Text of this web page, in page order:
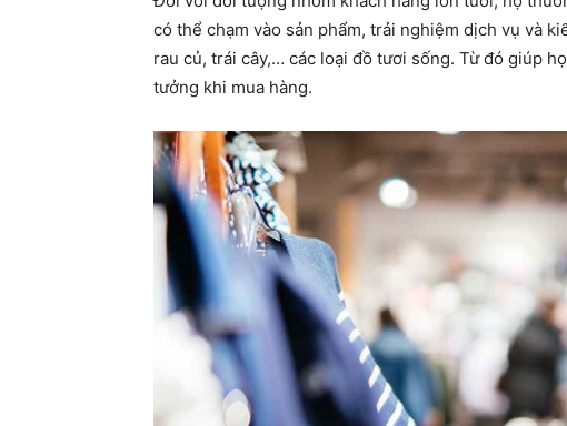
có thể chạm vào sản phẩm, trải nghiệm dịch vụ và
rau củ, trái cây,… các loại đồ tươi sống. Từ đó giúp
tưởng khi mua hàng.